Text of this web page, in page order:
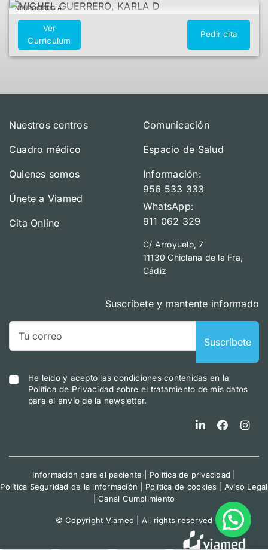
NEUROCIRUGÍA
Ver
Curriculum
Pedir cita
Nuestros centros
Cuadro médico
Quienes somos
Únete a Viamed
Cita Online
Comunicación
Espacio de Salud
Información:
956 533 333
WhatsApp:
911 062 329
C/ Arroyuelo, 7
11130 Chiclana de la Fra,
Cádiz
Suscríbete y mantente informado
Suscribete
He leído y acepto las condiciones contenidas en la
Política de Privacidad sobre el tratamiento de mis datos
para el envío de la newsletter.
Información para el paciente Política de privacidad
Política Seguridad de la información
Política de cookies |Aviso Legal
|Canal Cumplimiento
© Copyright Viamed | All rights reserved